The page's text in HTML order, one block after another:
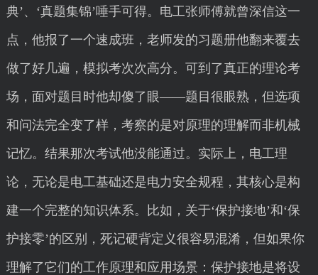
典’、‘真题集锦’唾手可得。电工张师傅就曾深信这一
点，他报了一个速成班，老师发的习题册他翻来覆去
做了好几遍，模拟考次次高分。可到了真正的理论考
场，面对题目时他却傻了眼——题目很眼熟，但选项
和问法完全变了样，考察的是对原理的理解而非机械
记忆。结果那次考试他没能通过。实际上，电工理
论，无论是电工基础还是电力安全规程，其核心是构
建一个完整的知识体系。比如，关于‘保护接地’和‘保
护接零’的区别，死记硬背定义很容易混淆，但如果你
理解了它们的工作原理和应用场景：保护接地是将设